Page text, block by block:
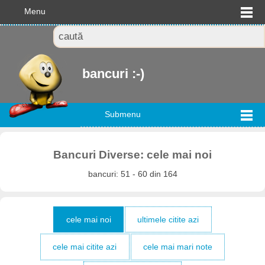
Menu
bancuri :-)
Submenu
Bancuri Diverse: cele mai noi
bancuri: 51 - 60 din 164
cele mai noi ultimele citite azi
cele mai citite azi cele mai mari note